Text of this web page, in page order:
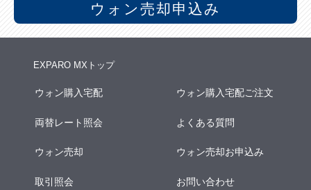
ウォン売却申込み
EXPARO MXトップ
ウォン購入宅配 ウォン購入宅配ご注文
両替レート照会 よくある質問
ウォン売却 ウォン売却お申込み
取引照会 お問い合わせ